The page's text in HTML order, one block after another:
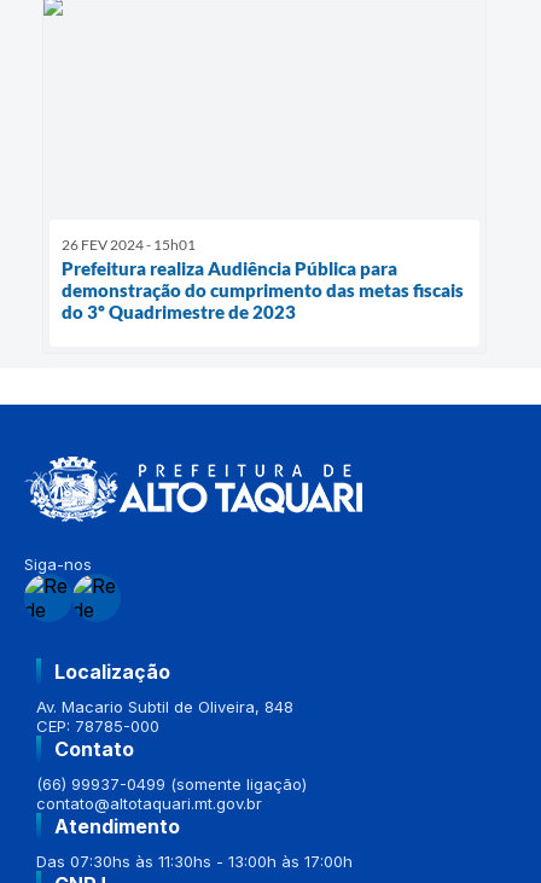
26 FEV 2024 - 15h01
Prefeitura realiza Audiência Pública para
demonstração do cumprimento das metas fiscais
do 3º Quadrimestre de 2023
Siga-nos
Localização
Av. Macario Subtil de Oliveira, 848
CEP: 78785-000
Contato
(66) 99937-0499 (somente ligação)
contato@altotaquari.mt.gov.br
Atendimento
Das 07:30hs às 11:30hs - 13:00h às 17:00h